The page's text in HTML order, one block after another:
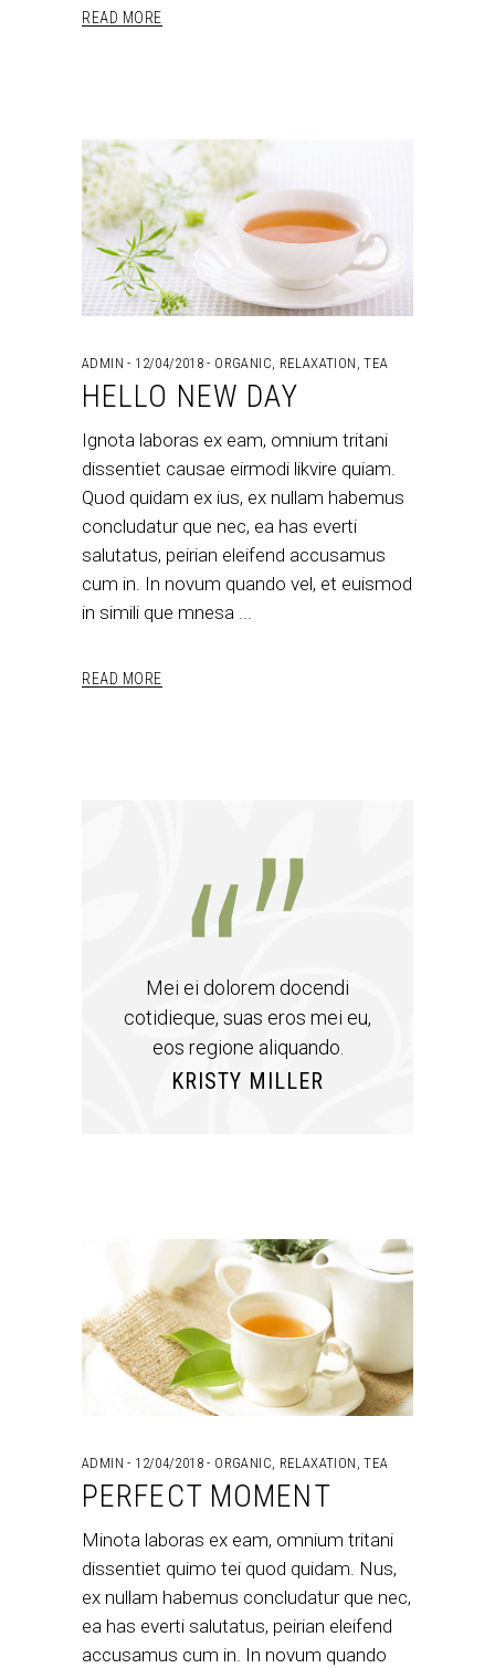
READ MORE
ADMIN 12/04/2018 ORGANIC, RELAXATION ,TEA
HELLO NEW DAY
Ignota laboras ex eam, omnium tritani
dissentiet causae eirmodi likvire quiam.
Quod quidam ex ius, ex nullam habemus
concludatur que nec, ea has everti
salutatus, peirian eleifend accusamus
cum in. In novum quando vel, et euismod
in simili que mnesa
READ MORE
Mei ei dolorem docendi
cotidieque, suas eros mei eu,
eos regione aliquando.
KRISTY MILLER
ADMIN 12/04/2018 ORGANIC, RELAXATION ,TEA
PERFECT MOMENT
Minota laboras ex eam, omnium tritani
dissentiet quimo tei quod quidam. Nus,
ex nullam habemus concludatur que nec,
ea has everti salutatus, peirian eleifend
accusamus cum in. In novum quando